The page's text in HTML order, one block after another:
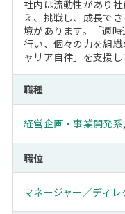
社内は流動性があり
え、挑戦し、成長で
境があります。「適
行い、個々の力を組
ャリア自律」を支援し
職種
経営企画・事業開発系
職位
マネージャー／ディレ